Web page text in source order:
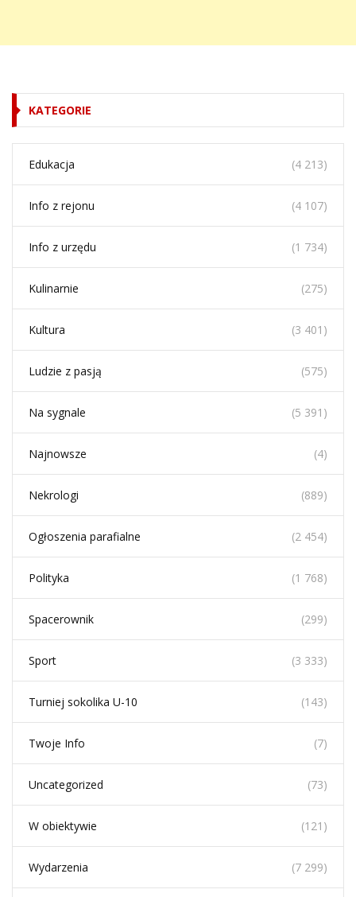
KATEGORIE
Edukacja (4 213)
Info z rejonu (4 107)
Info z urzędu (1 734)
Kulinarnie (275)
Kultura (3 401)
Ludzie z pasją (575)
Na sygnale (5 391)
Najnowsze (4)
Nekrologi (889)
Ogłoszenia parafialne (2 454)
Polityka (1 768)
Spacerownik (299)
Sport (3 333)
Turniej sokolika U-10 (143)
Twoje Info (7)
Uncategorized (73)
W obiektywie (121)
Wydarzenia (7 299)